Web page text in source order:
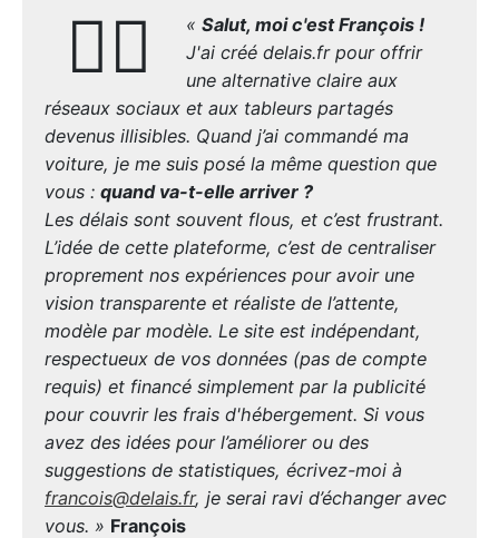
🙋‍♂️ « Salut, moi c'est François !
J'ai créé delais.fr pour offrir
une alternative claire aux
réseaux sociaux et aux tableurs partagés
devenus illisibles. Quand j’ai commandé ma
voiture, je me suis posé la même question que
vous : quand va-t-elle arriver ?
Les délais sont souvent flous, et c’est frustrant.
L’idée de cette plateforme, c’est de centraliser
proprement nos expériences pour avoir une
vision transparente et réaliste de l’attente,
modèle par modèle. Le site est indépendant,
respectueux de vos données (pas de compte
requis) et financé simplement par la publicité
pour couvrir les frais d'hébergement. Si vous
avez des idées pour l’améliorer ou des
suggestions de statistiques, écrivez-moi à
francois@delais.fr, je serai ravi d’échanger avec
vous. » François